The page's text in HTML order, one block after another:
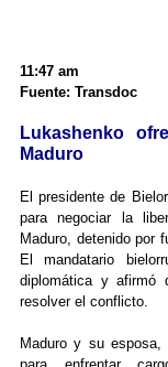
11:47 am
Fuente: Transdoc
Lukashenko
Maduro
El presidente de
para negociar la
Maduro, detenido por
El mandatario
diplomática y afirmó
resolver el conflicto.
Maduro y su esposa,